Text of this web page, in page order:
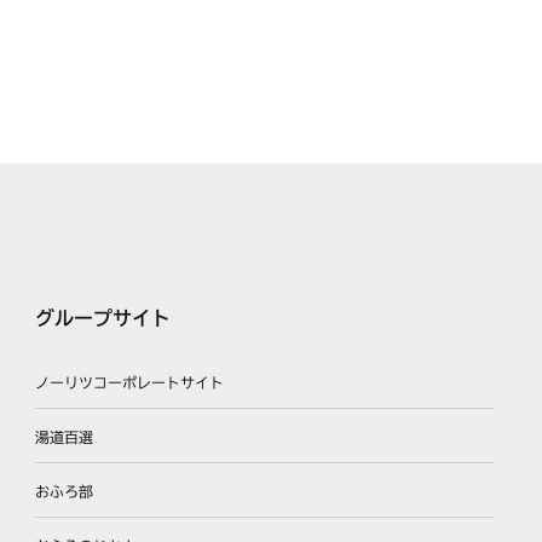
グループサイト
ノーリツコーポレートサイト
湯道百選
おふろ部